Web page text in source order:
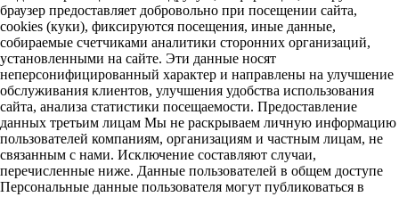
браузер предоставляет добровольно при посещении сайта,
cookies (куки), фиксируются посещения, иные данные,
собираемые счетчиками аналитики сторонних организаций,
установленными на сайте. Эти данные носят
неперсонифицированный характер и направлены на улучшение
обслуживания клиентов, улучшения удобства использования
сайта, анализа статистики посещаемости. Предоставление
данных третьим лицам Мы не раскрываем личную информацию
пользователей компаниям, организациям и частным лицам, не
связанным с нами. Исключение составляют случаи,
перечисленные ниже. Данные пользователей в общем доступе
Персональные данные пользователя могут публиковаться в